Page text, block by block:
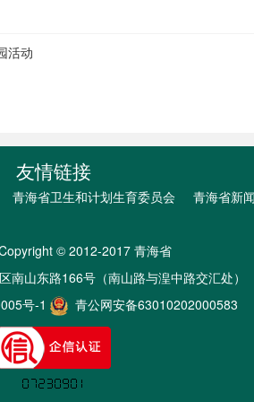
活动
友情链接
青海省卫生和计划生育委员会 青海省新
© 2012-2017 青海省
南山东路166号（南山路与湟中路交汇处）
号-1 青公网安备63010202000583